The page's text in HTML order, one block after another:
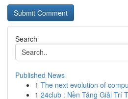
Search
Published News
1 The next evolution of
1 24club : Nền Tảng Giải Trí